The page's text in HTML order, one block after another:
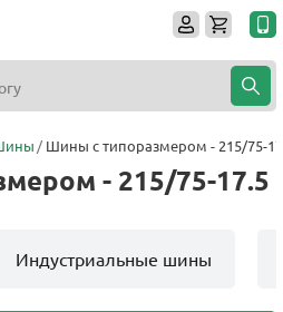
Шины с типоразмером - 215/75-
- 215/75-17.5
Индустриальные шины